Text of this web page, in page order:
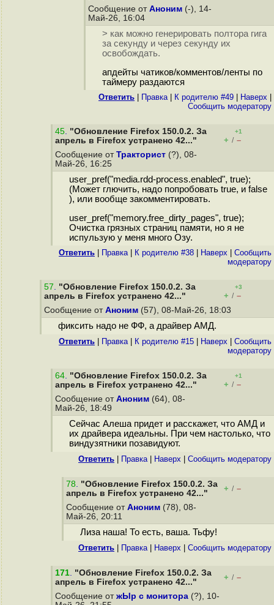
Сообщение от Аноним (-), 14-
Май-26, 16:04
> как можно генерировать полтора гига
за секунду и через секунду их
освобождать.
апдейты чатиков/комментов/ленты по
таймеру раздаются
Ответить Правка| К родителю #49 Наверх
Cообщить модератору
45. "Обновление Firefox 150.0.2. За
апрель в Firefox устранено 42..."
+1
+ / –
Сообщение от Тракторист (?), 08-
Май-26, 16:25
user_pref("media.rdd-process.enabled", true);
(Может глючить, надо попробовать true, и false
), или вообще закомментировать.
user_pref("memory.free_dirty_pages", true);
Очистка грязных страниц памяти, но я не
испульзую у меня много Озу.
Ответить Правка| К родителю #38 Наверх
Cообщить
модератору
57. "Обновление Firefox 150.0.2. За
апрель в Firefox устранено 42..."
+3
+ / –
Сообщение от Аноним (57), 08-Май-26, 18:03
фиксить надо не ФФ, а драйвер АМД.
Ответить Правка| К родителю #15 Наверх
Cообщить
модератору
64. "Обновление Firefox 150.0.2. За
апрель в Firefox устранено 42..."
+1
+ / –
Сообщение от Аноним (64), 08-
Май-26, 18:49
Сейчас Алеша придет и расскажет, что АМД и
их драйвера идеальны. При чем настолько, что
виндузятники позавидуют.
Ответить Правка| Наверх Cообщить модератору
78. "Обновление Firefox 150.0.2. За
апрель в Firefox устранено 42..."
+ / –
Сообщение от Аноним (78), 08-
Май-26, 20:11
Лиза наша! То есть, ваша. Тьфу!
Ответить Правка| Наверх Cообщить модератору
171. "Обновление Firefox 150.0.2. За
апрель в Firefox устранено 42..."
+ / –
Сообщение от жЫр с монитора (?), 10-